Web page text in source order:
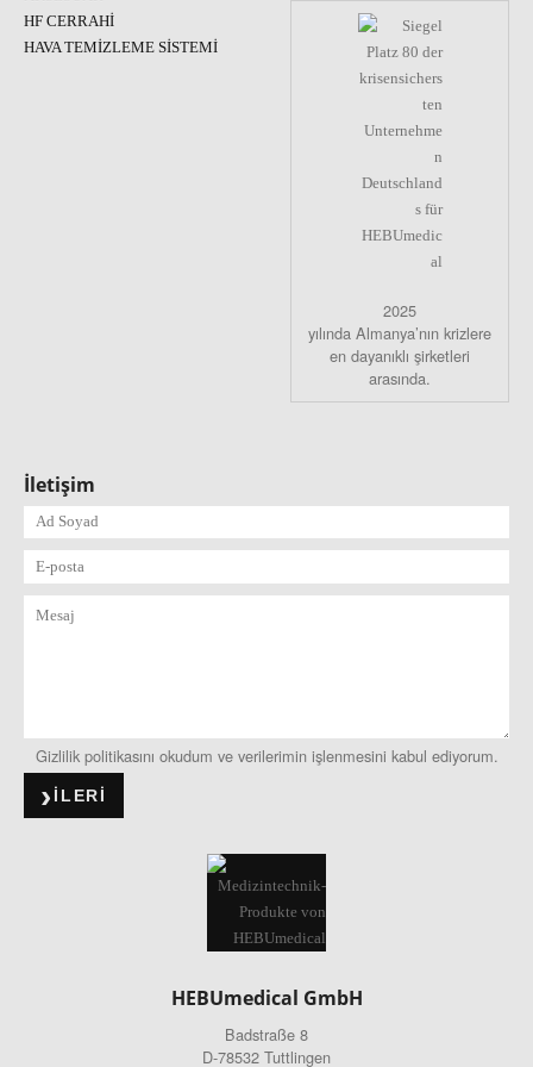
HF CERRAHI
HAVA TEMIZLEME SISTEMI
2025
yılında Almanya’nın krizlere
en dayanıklı şirketleri
arasında.
İletişim
Gizlilik politikasını okudum ve verilerimin işlenmesini kabul ediyorum.
ILERI
HEBUmedical GmbH
Badstraße 8
D-78532 Tuttlingen